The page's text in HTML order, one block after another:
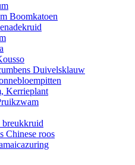
Boomkatoen
Duivelsklauw
Kerrieplant
breukkruid
Chinese roos